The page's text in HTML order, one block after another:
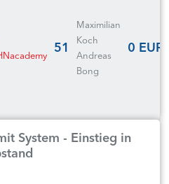
51
Maximilian
Koch
Andreas
Bong
0 EUR
System - Einstieg in